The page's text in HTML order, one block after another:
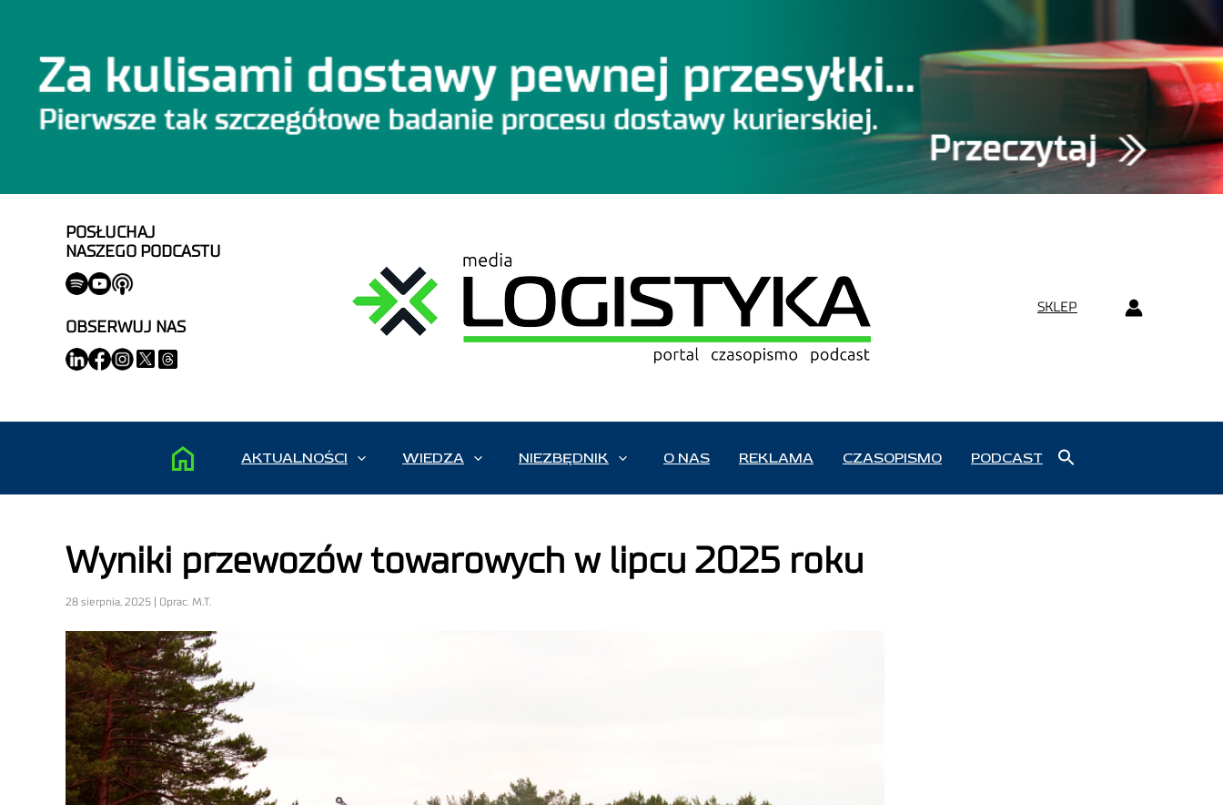
POSŁUCHAJ
NASZEGO PODCASTU
OBSERWUJ NAS
SKLEP
AKTUALNOŚCI WIEDZA NIEZBĘDNIK O NAS REKLAMA CZASOPISMO PODCAST
Wyniki przewozów towarowych w lipcu 2025 roku
28 sierpnia, 2025 | Oprac. M.T.